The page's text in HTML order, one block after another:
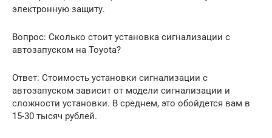
электронную защиту.
Вопрос: Сколько стоит установка сигнализации с
автозапуском на Toyota?
Ответ: Стоимость установки сигнализации с
автозапуском зависит от модели сигнализации и
сложности установки. В среднем, это обойдется вам в
15-30 тысяч рублей.